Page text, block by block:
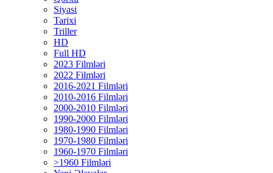
Siyasi
Tarixi
Triller
HD
Full HD
2023 Filmləri
2022 Filmləri
2016-2021 Filmləri
2010-2016 Filmləri
2000-2010 Filmləri
1990-2000 Filmləri
1980-1990 Filmləri
1970-1980 Filmləri
1960-1970 Filmləri
>1960 Filmləri